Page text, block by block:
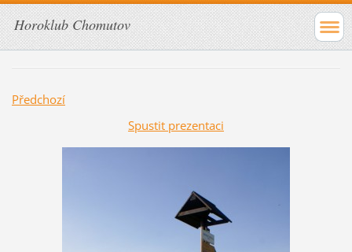
Horoklub Chomutov
Předchozí
Spustit prezentaci